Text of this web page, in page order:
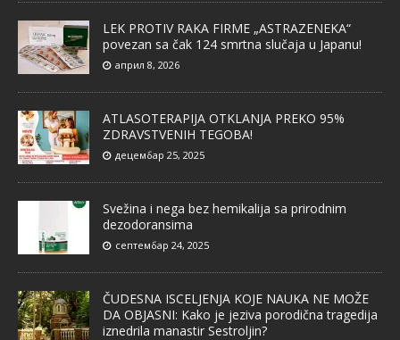
LEK PROTIV RAKA FIRME „ASTRAZENEKA“
povezan sa čak 124 smrtna slučaja u Japanu!
април 8, 2026
ATLASOTERAPIJA OTKLANJA PREKO 95%
ZDRAVSTVENIH TEGOBA!
децембар 25, 2025
Svežina i nega bez hemikalija sa prirodnim
dezodoransima
септембар 24, 2025
ČUDESNA ISCELJENJA KOJE NAUKA NE MOŽE
DA OBJASNI: Kako je jeziva porodična tragedija
iznedrila manastir Sestroljin?